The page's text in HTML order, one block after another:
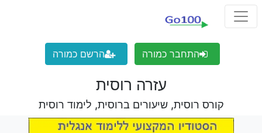
התחבר כמורה הרשם כמורה
עזרה רוסית
קורס רוסית, שיעורים ברוסית, לימוד רוסית